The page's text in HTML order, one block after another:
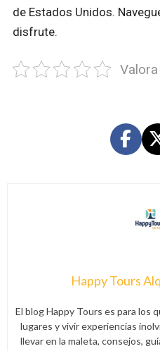
de Estados Unidos.
disfrute.
Happy Tours
El blog Happy Tours es para los
lugares y vivir experiencias
llevar en la maleta, consejos,